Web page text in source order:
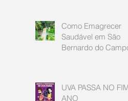
Bernardo do Campo
Como Emagrecer
Saudável em São
Bernardo do
UVA PASSA NO
ANO